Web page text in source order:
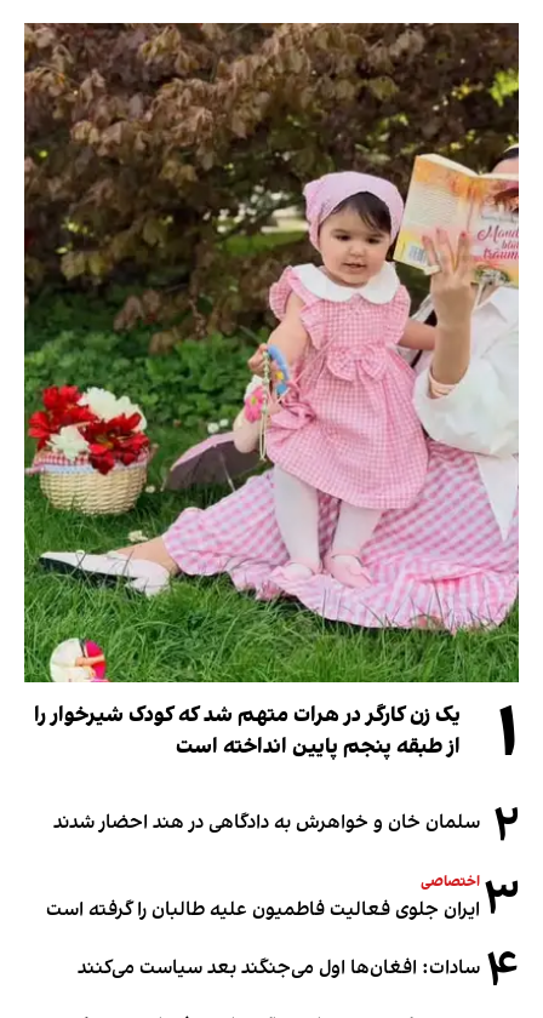
۱
یک زن کارگر در هرات متهم شد که کودک شیرخوار را
از طبقه پنجم پایین انداخته است
۲ سلمان خان و خواهرش به دادگاهی در هند احضار شدند
۳ اختصاصی
ایران جلوی فعالیت فاطمیون علیه طالبان را گرفته است
۴ سادات: افغان‌ها اول می‌جنگند بعد سیاست می‌کنند